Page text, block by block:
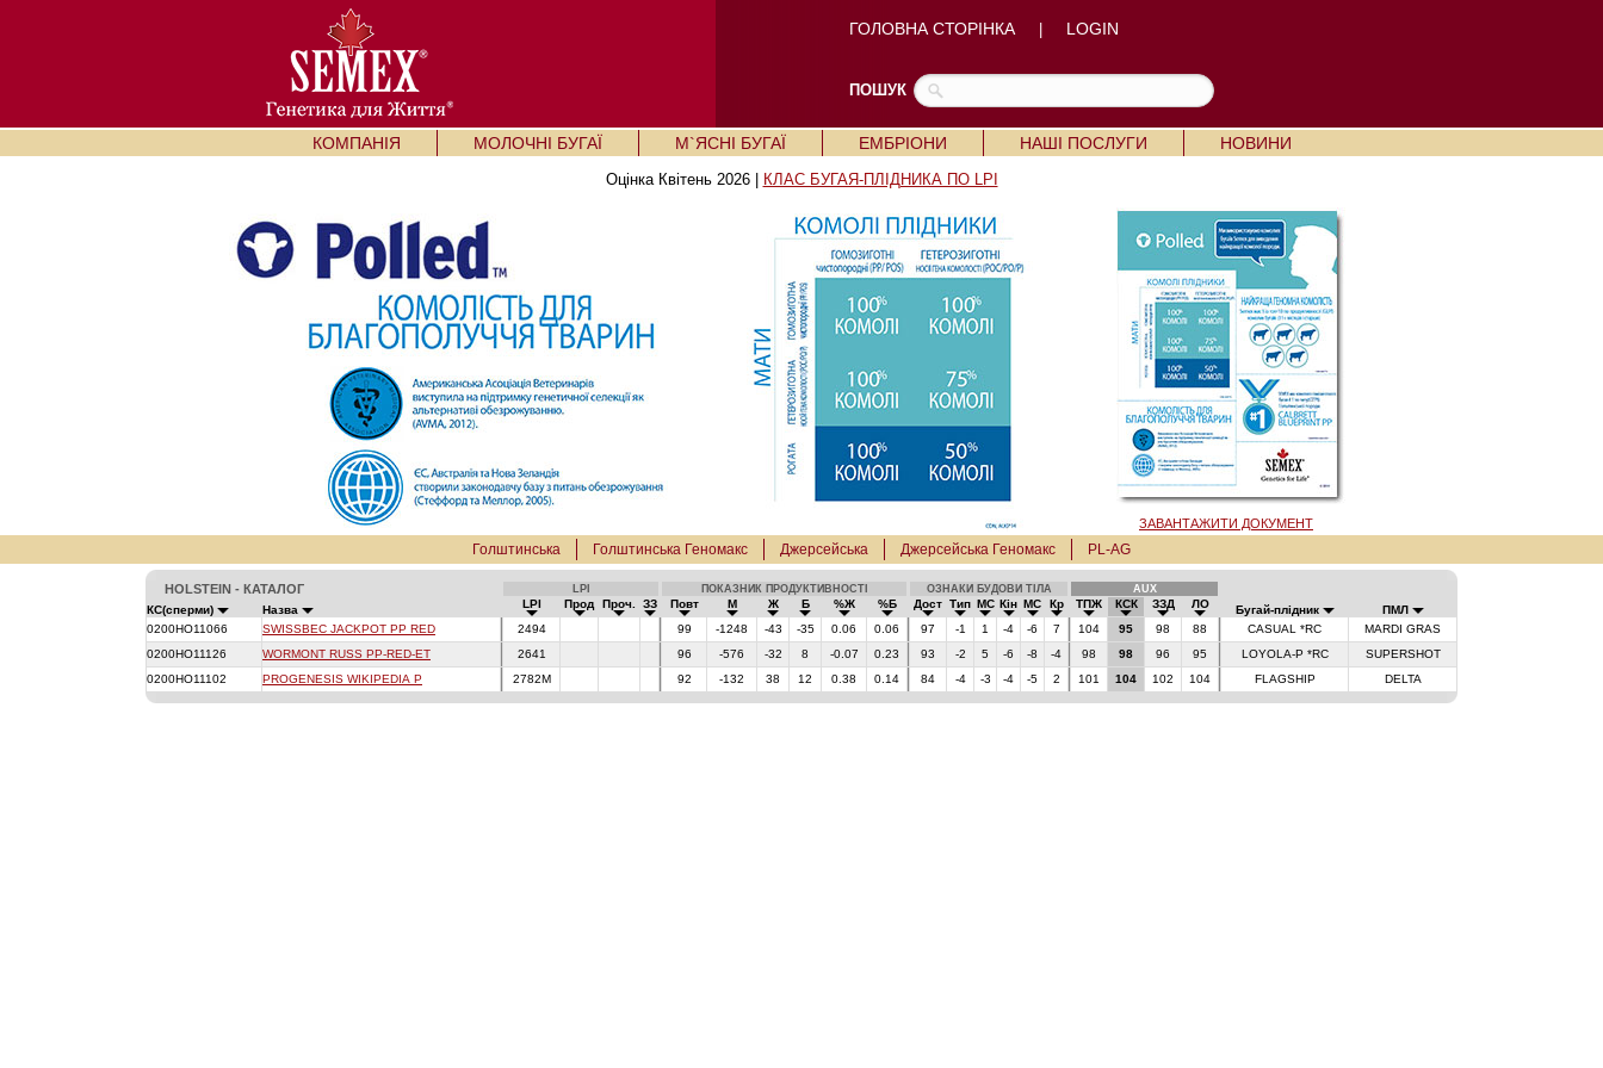
ГОЛОВНА СТОРІНКА| LOGIN
ПОШУК
КОМПАНІЯ МОЛОЧНІ БУГАЇ М`ЯСНІ БУГАЇ ЕМБРІОНИ НАШІ ПОСЛУГИ НОВИНИ
Оцінка Квітень 2026 | КЛАС БУГАЯ-ПЛІДНИКА ПО LPI
ЗАВАНТАЖИТИ ДОКУМЕНТ
Голштинська Голштинська Геномакс Джерсейська Джерсейська Геномакс PL-AG
HOLSTEIN - КАТАЛОГ LPI ПОКАЗНИК ПРОДУКТИВНОСТІ ОЗНАКИ БУДОВИ ТІЛА AUX
КС(сперми) Назва LPI Прод Проч. ЗЗ Повт М Ж Б %Ж %Б Дост Тип МС Кін МС Кр ТПЖ КСК ЗЗД ЛО Бугай-плідник
ПМЛ
0200HO11066
SWISSBEC JACKPOT PP RED 2494 99 -1248 -43 -35 0.06 0.06 97 -1 1 -4 -6 7 104 95 98 88 CASUAL *RC
MARDI GRAS
0200HO11126
WORMONT RUSS PP-RED-ET 2641 96 -576 -32 8 -0.07 0.23 93 -2 5 -6 -8 -4 98 98 96 95 LOYOLA-P *RC
SUPERSHOT
0200HO11102
PROGENESIS WIKIPEDIA P 2782M 92 -132 38 12 0.38 0.14 84 -4 -3 -4 -5 2 101 104 102 104 FLAGSHIP DELTA